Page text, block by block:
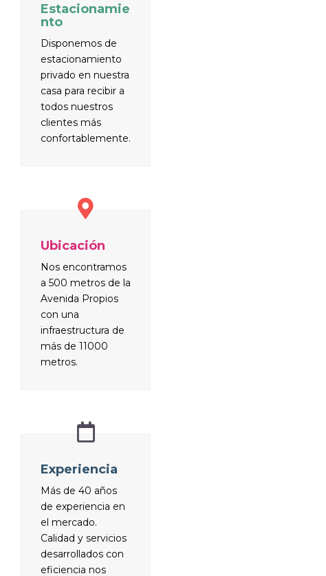
Estacionamie
nto
Disponemos de
estacionamiento
privado en nuestra
casa para recibir a
todos nuestros
clientes más
confortablemente.
Ubicación
Nos encontramos
a 500 metros de la
Avenida Propios
con una
infraestructura de
más de 11000
metros.
Experiencia
Más de 40 años
de experiencia en
el mercado.
Calidad y servicios
desarrollados con
eficiencia nos